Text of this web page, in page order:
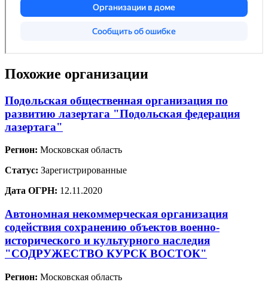
Похожие организации
Подольская общественная организация по
развитию лазертага "Подольская федерация
лазертага"
Регион: Московская область
Статус: Зарегистрированные
Дата ОГРН: 12.11.2020
Автономная некоммерческая организация
содействия сохранению объектов военно-
исторического и культурного наследия
"СОДРУЖЕСТВО КУРСК ВОСТОК"
Регион: Московская область